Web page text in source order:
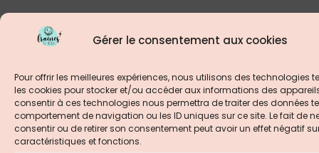
Gérer le consentement aux cookies
Pour offrir les meilleures expériences, nous utilisons des technologies
les cookies pour stocker et/ou accéder aux informations des
consentir à ces technologies nous permettra de traiter des données
comportement de navigation ou les ID uniques sur ce site. Le fait de
consentir ou de retirer son consentement peut avoir un effet négatif
caractéristiques et fonctions.